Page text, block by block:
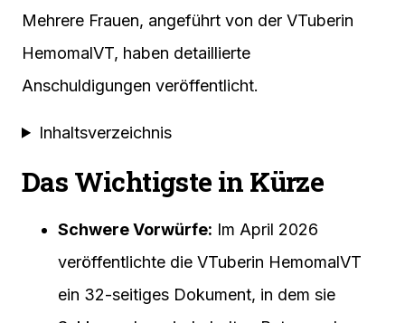
Mehrere Frauen, angeführt von der VTuberin
HemomalVT, haben detaillierte
Anschuldigungen veröffentlicht.
Inhaltsverzeichnis
Das Wichtigste in Kürze
Schwere Vorwürfe: Im April 2026
veröffentlichte die VTuberin HemomalVT
ein 32-seitiges Dokument, in dem sie